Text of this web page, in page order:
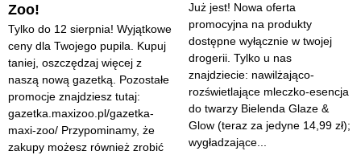
Zoo!
Tylko do 12 sierpnia! Wyjątkowe
ceny dla Twojego pupila. Kupuj
taniej, oszczędzaj więcej z
naszą nową gazetką. Pozostałe
promocje znajdziesz tutaj:
gazetka.maxizoo.pl/gazetka-
maxi-zoo/ Przypominamy, że
zakupy możesz również zrobić
Już jest! Nowa oferta
promocyjna na produkty
dostępne wyłącznie w twojej
drogerii. Tylko u nas
znajdziecie: nawilżająco-
rozświetlające mleczko-esencja
do twarzy Bielenda Glaze &
Glow (teraz za jedyne 14,99 zł);
wygładzające...